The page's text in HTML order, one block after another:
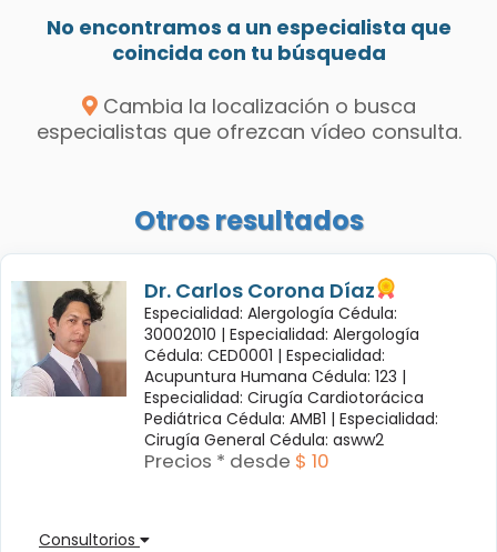
No encontramos a un especialista que
coincida con tu búsqueda
Cambia la localización o busca
especialistas que ofrezcan vídeo consulta.
Otros resultados
Dr. Carlos Corona Díaz
Especialidad: Alergología Cédula:
30002010 | Especialidad: Alergología
Cédula: CED0001 | Especialidad:
Acupuntura Humana Cédula: 123 |
Especialidad: Cirugía Cardiotorácica
Pediátrica Cédula: AMB1 | Especialidad:
Cirugía General Cédula: asww2
Precios * desde $ 10
Consultorios